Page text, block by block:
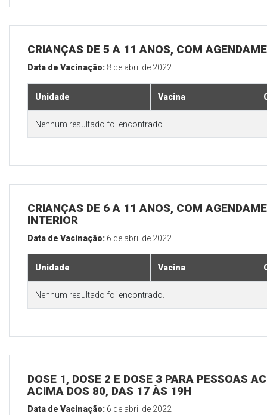
CRIANÇAS DE 5 A 11 ANOS, COM
Data de Vacinação: 8 de abril de 2022
Unidade Vacina
Nenhum resultado foi encontrado.
CRIANÇAS DE 6 A 11 ANOS, COM
INTERIOR
Data de Vacinação: 6 de abril de 2022
Unidade Vacina
Nenhum resultado foi encontrado.
DOSE 1, DOSE 2 E DOSE 3 PARA PESSOAS
ACIMA DOS 80, DAS 17 ÀS 19H
Data de Vacinação: 6 de abril de 2022